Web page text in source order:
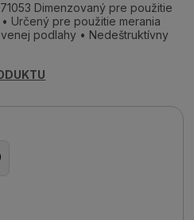
Dimenzovaný pre použitie
Určený pre použitie merania
podlahy • Nedeštruktívny